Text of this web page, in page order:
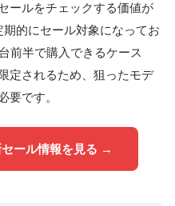
ールをチェックする価値が
的にセール対象になってお
前半で購入できるケース
定されるため、狙ったモデ
要です。
ール情報を見る →